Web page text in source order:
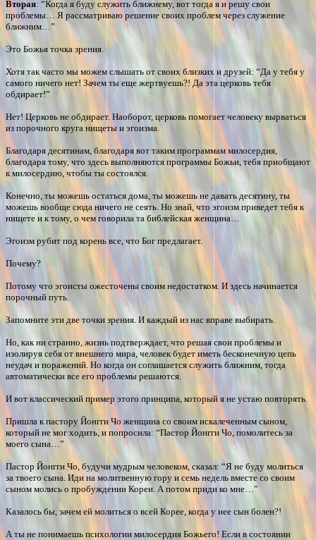
Вторая: “Когда я буду служить ближнему, вот тогда я и решу свои
проблемы… Я рассматриваю решение своих проблем через служение
ближним…”
Это Божья точка зрения.
Хотя так часто мы можем слышать от своих близких и друзей: “Да у тебя у
самого ничего нет! Зачем ты еще жертвуешь?! Да эта церковь тебя
обдирает!”
Нет! Церковь не обдирает. Наоборот, церковь помогает человеку вырваться
из порочного круга нищеты и эгоизма.
Благодаря десятинам, благодаря вот таким программам милосердия,
благодаря тому, что здесь выполняются программы Божьи, тебя приобщают
к милосердию, чтобы ты состоялся.
Конечно, ты можешь остаться дома, ты можешь не давать десятину, ты
можешь вообще сюда ничего не сеять. Но знай, что эгоизм приведет тебя к
нищете и к тому, о чем говорила та библейская женщина…
Эгоизм рубит под корень все, что Бог предлагает.
Почему?
Потому что эгоисты ожесточены своим недостатком. И здесь начинается
порочный путь.
Запомните эти две точки зрения. И каждый из нас вправе выбирать.
Но, как ни странно, жизнь подтверждает, что решая свои проблемы и
изолируя себя от внешнего мира, человек будет иметь бесконечную цепь
неудач и поражений. Но когда он соглашается служить ближним, тогда
автоматически все его проблемы решаются.
И вот классический пример этого принципа, который я не устаю повторять.
Пришла к пастору Йонгги Чо женщина со своим искалеченным сыном,
который не мог ходить, и попросила: “Пастор Йонгги Чо, помолитесь за
моего сына…”
Пастор Йонгги Чо, будучи мудрым человеком, сказал: “Я не буду молиться
за твоего сына. Иди на молитвенную гору и семь недель вместе со своим
сыном молись о пробуждении Кореи. А потом приди ко мне…”
Казалось бы, зачем ей молиться о всей Корее, когда у нее сын болен?!
А ты не понимаешь психологии милосердия Божьего! Если в состоянии